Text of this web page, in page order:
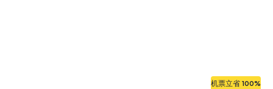
机票立省 100%